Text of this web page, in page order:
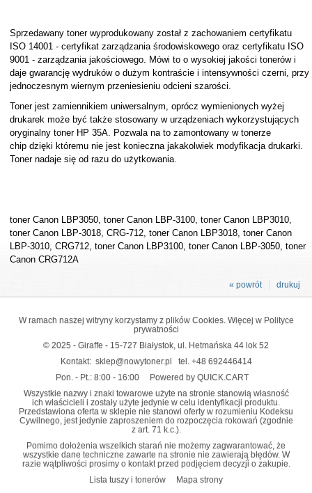
Sprzedawany toner wyprodukowany został z zachowaniem certyfikatu
ISO 14001 - certyfikat zarządzania środowiskowego oraz certyfikatu ISO
9001 - zarządzania jakościowego. Mówi to o wysokiej jakości tonerów i
daje gwarancję wydruków o dużym kontraście i intensywności czerni, przy
jednoczesnym wiernym przeniesieniu odcieni szarości.
Toner jest zamiennikiem uniwersalnym, oprócz wymienionych wyżej
drukarek może być także stosowany w urządzeniach wykorzystujących
oryginalny toner HP 35A. Pozwala na to zamontowany w tonerze
chip dzięki któremu nie jest konieczna jakakolwiek modyfikacja drukarki.
Toner nadaje się od razu do użytkowania.
toner Canon LBP3050, toner Canon LBP-3100, toner Canon LBP3010,
toner Canon LBP-3018, CRG-712, toner Canon LBP3018, toner Canon
LBP-3010, CRG712, toner Canon LBP3100, toner Canon LBP-3050, toner
Canon CRG712A
drukuj
« powrót
W ramach naszej witryny korzystamy z plików Cookies. Więcej w Polityce
prywatności
© 2025 - Giraffe - 15-727 Białystok, ul. Hetmańska 44 lok 52
Kontakt: sklep@nowytoner.pl tel. +48 692446414
Pon. - Pt.: 8:00 - 16:00
Powered by QUICK.CART
Wszystkie nazwy i znaki towarowe użyte na stronie stanowią własność
ich właścicieli i zostały użyte jedynie w celu identyfikacji produktu.
Przedstawiona oferta w sklepie nie stanowi oferty w rozumieniu Kodeksu
Cywilnego, jest jedynie zaproszeniem do rozpoczęcia rokowań (zgodnie
z art. 71 k.c.).
Pomimo dołożenia wszelkich starań nie możemy zagwarantować, że
wszystkie dane techniczne zawarte na stronie nie zawierają błędów. W
razie wątpliwości prosimy o kontakt przed podjęciem decyzji o zakupie.
Lista tuszy i tonerów
Mapa strony